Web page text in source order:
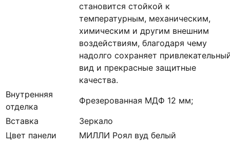
становится стойкой к
температурным, механическим,
химическим и другим внешним
воздействиям, благодаря чему
надолго сохраняет
вид и прекрасные защитные
качества.
Внутренняя
отделка
Фрезерованная МДФ 12 мм;
Вставка
Зеркало
Цвет панели
МИЛЛИ Роял вуд белый